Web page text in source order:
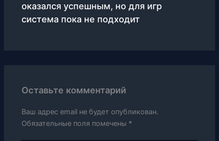
оказался успешным, но для игр
система пока не подходит
Оставьте комментарий
Ваш адрес email не будет опубликован.
Обязательные поля помечены *